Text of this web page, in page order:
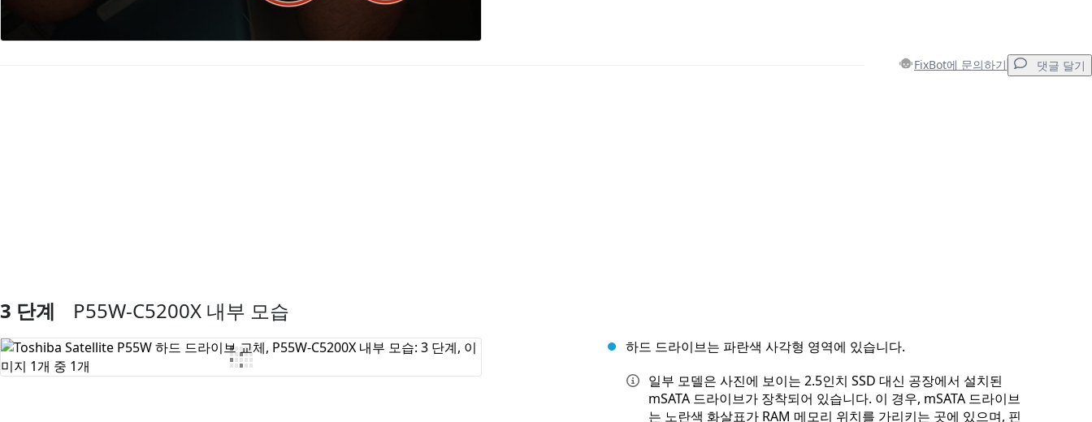
FixBot에 문의하기 댓글 달기
3 단계 P55W-C5200X 내부 모습
하드 드라이브는 파란색 사각형 영역에 있습니다.
일부 모델은 사진에 보이는 2.5인치 SSD 대신 공장에서 설치된
mSATA 드라이브가 장착되어 있습니다. 이 경우, mSATA 드라이브
는 노란색 화살표가 RAM 메모리 위치를 가리키는 곳에 있으며, 핀